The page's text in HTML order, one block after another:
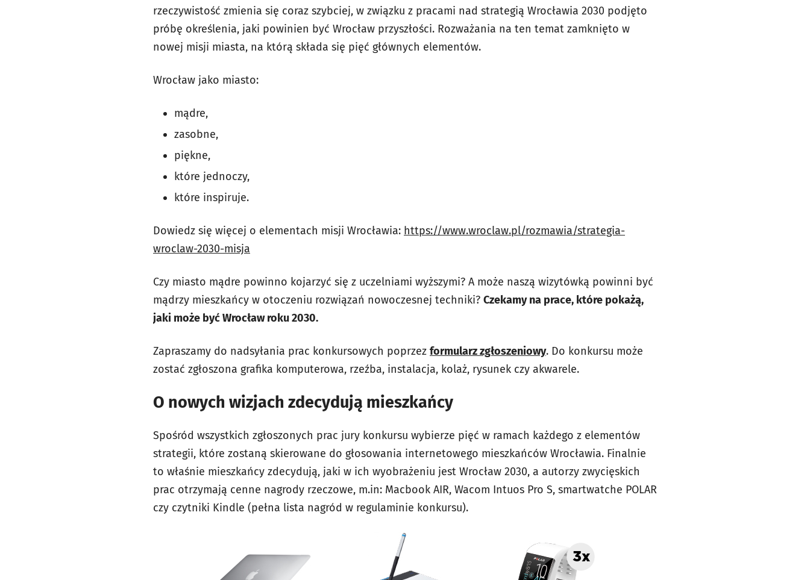
rzeczywistość zmienia się coraz szybciej, w związku z pracami nad strategią Wrocławia 2030 podjęto
próbę określenia, jaki powinien być Wrocław przyszłości. Rozważania na ten temat zamknięto w
nowej misji miasta, na którą składa się pięć głównych elementów.
Wrocław jako miasto:
mądre,
zasobne,
piękne,
które jednoczy,
które inspiruje.
Dowiedz się więcej o elementach misji Wrocławia: https://www.wroclaw.pl/rozmawia/strategia-
wroclaw-2030-misja
Czy miasto mądre powinno kojarzyć się z uczelniami wyższymi? A może naszą wizytówką powinni być
mądrzy mieszkańcy w otoczeniu rozwiązań nowoczesnej techniki? Czekamy na prace, które pokażą,
jaki może być Wrocław roku 2030.
Zapraszamy do nadsyłania prac konkursowych poprzez formularz zgłoszeniowy. Do konkursu może
zostać zgłoszona grafika komputerowa, rzeźba, instalacja, kolaż, rysunek czy akwarele.
O nowych wizjach zdecydują mieszkańcy
Spośród wszystkich zgłoszonych prac jury konkursu wybierze pięć w ramach każdego z elementów
strategii, które zostaną skierowane do głosowania internetowego mieszkańców Wrocławia. Finalnie
to właśnie mieszkańcy zdecydują, jaki w ich wyobrażeniu jest Wrocław 2030, a autorzy zwycięskich
prac otrzymają cenne nagrody rzeczowe, m.in: Macbook AIR, Wacom Intuos Pro S, smartwatche POLAR
czy czytniki Kindle (pełna lista nagród w regulaminie konkursu).